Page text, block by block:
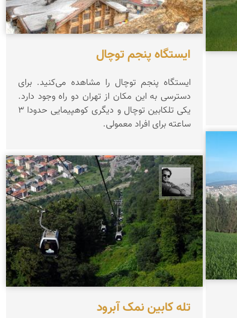
ایستگاه پنجم توچال
ایستگاه پنجم توچال را مشاهده می‌کنید. برای
دسترسی به این مکان از تهران دو راه وجود دارد.
یکی تلکابین توچال و دیگری کوهپیمایی حدودا ۳
ساعته برای افراد معمولی.
محمد رزازان
تله کابین نمک آبرود